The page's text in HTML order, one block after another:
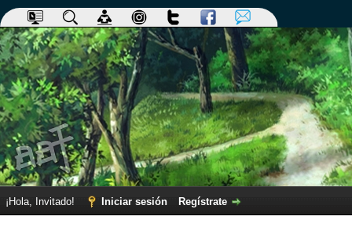
¡Hola, Invitado! Iniciar sesión Regístrate